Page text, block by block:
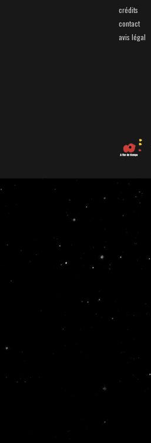
crédits
contact
avis légal